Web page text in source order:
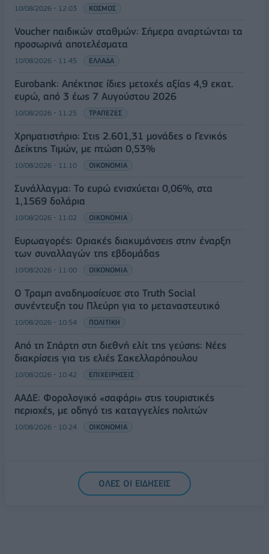
10/08/2026 - 12:03 ΚΟΣΜΟΣ
Voucher παιδικών σταθμών: Σήμερα αναρτώνται τα
προσωρινά αποτελέσματα
10/08/2026 - 11:45 ΕΛΛΑΔΑ
Eurobank: Απέκτησε ίδιες μετοχές αξίας 4,9 εκατ.
ευρώ, από 3 έως 7 Αυγούστου 2026
10/08/2026 - 11:25 ΤΡΑΠΕΖΕΣ
Χρηματιστήριο: Στις 2.601,31 μονάδες ο Γενικός
Δείκτης Τιμών, με πτώση 0,53%
10/08/2026 - 11:10 ΟΙΚΟΝΟΜΙΑ
Συνάλλαγμα: Το ευρώ ενισχύεται 0,06%, στα
1,1569 δολάρια
10/08/2026 - 11:02 ΟΙΚΟΝΟΜΙΑ
Ευρωαγορές: Οριακές διακυμάνσεις στην έναρξη
των συναλλαγών της εβδομάδας
10/08/2026 - 11:00 ΟΙΚΟΝΟΜΙΑ
Ο Τραμπ αναδημοσίευσε στο Truth Social
συνέντευξη του Πλεύρη για το μεταναστευτικό
10/08/2026 - 10:54 ΠΟΛΙΤΙΚΗ
Από τη Σπάρτη στη διεθνή ελίτ της γεύσης: Νέες
διακρίσεις για τις ελιές Σακελλαρόπουλου
10/08/2026 - 10:42 ΕΠΙΧΕΙΡΗΣΕΙΣ
ΑΑΔΕ: Φορολογικό «σαφάρι» στις τουριστικές
περιοχές, με οδηγό τις καταγγελίες πολιτών
10/08/2026 - 10:24 ΟΙΚΟΝΟΜΙΑ
ΟΛΕΣ ΟΙ ΕΙΔΗΣΕΙΣ